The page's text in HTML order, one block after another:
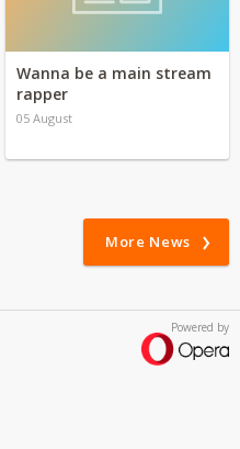
Wanna be a main stream
rapper
05 August
More News
Powered by